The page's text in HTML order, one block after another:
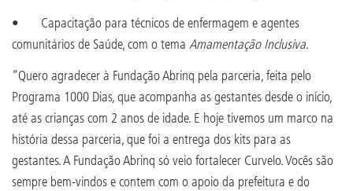
• Capacitação para técnicos de enfermagem e agentes
comunitários de Saúde, com o tema Amamentação Inclusiva.
“Quero agradecer à Fundação Abrinq pela parceria, feita pelo
Programa 1000 Dias, que acompanha as gestantes desde o início,
até as crianças com 2 anos de idade. E hoje tivemos um marco na
história dessa parceria, que foi a entrega dos kits para as
gestantes. A Fundação Abrinq só veio fortalecer Curvelo. Vocês são
sempre bem-vindos e contem com o apoio da prefeitura e do